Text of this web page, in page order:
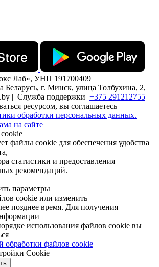
Лаб», УНП 191700409 |
Беларусь, г. Минск, улица Толбухина, 2,
| Служба поддержки +375 291212755
ресурсом, вы соглашаетесь
обработки персональных данных.
на сайте
файлы cookie для обеспечения удобства
статистики и предоставления
рекомендаций.
параметры
cookie или изменить
позднее время. Для получения
использования файлов cookie вы
обработки файлов cookie
Cookie